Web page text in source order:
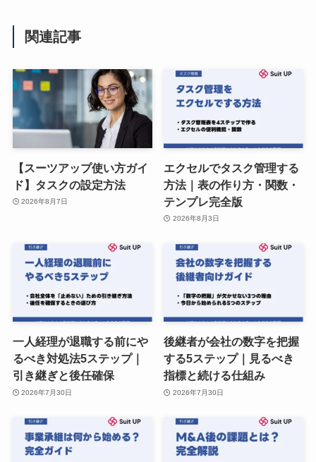
関連記事
【スーツアップ使い方ガイ
ド】タスクの設定方法
2026年8月7日
エクセルでタスク管理する
方法｜表の作り方・関数・
テンプレ完全版
2026年8月3日
一人経理が退職する前にや
るべき対処法5ステップ｜
引き継ぎと後任確保
2026年7月30日
後継者が会社の数字を把握
する5ステップ｜見るべき
指標と続ける仕組み
2026年7月30日